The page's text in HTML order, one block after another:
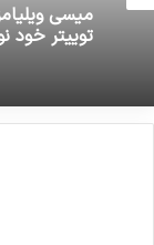
میسی
توییتر خود